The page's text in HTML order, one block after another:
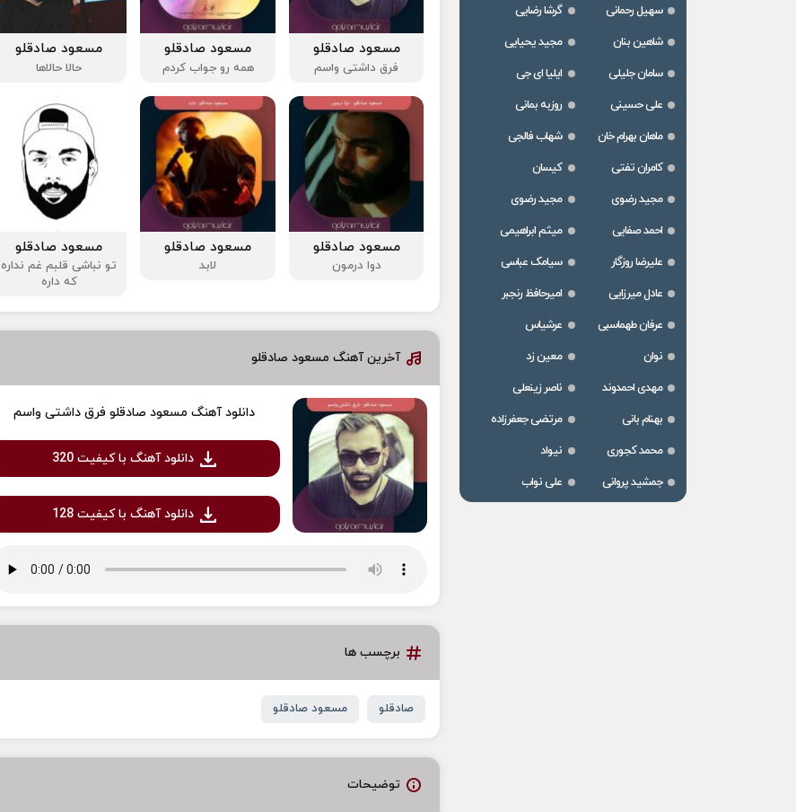
مسعود صادقلو
فرق داشتی واسم
مسعود صادقلو
همه رو جواب کردم
مسعود صادقلو
حالا حالاها
مسعود صادقلو
دوا درمون
مسعود صادقلو
لابد
مسعود صادقلو
تو نباشی قلبم غم نداره
که داره
آخرین آهنگ مسعود صادقلو
دانلود آهنگ مسعود صادقلو فرق داشتی واسم
دانلود آهنگ با کیفیت 320
دانلود آهنگ با کیفیت 128
برچسب ها
صادقلو مسعود صادقلو
توضیحات
سهیل رحمانی
گرشا رضایی
شاهین بنان
مجید یحیایی
سامان جلیلی
ایلیا ای جی
علی حسینی
روزبه بمانی
ماهان بهرام خان
شهاب فالجی
کامران تفتی
کیسان
مجید رضوی
مجید رضوی
احمد صفایی
میثم ابراهیمی
علیرضا روزگار
سیامک عباسی
عادل میرزایی
امیرحافظ رنجبر
عرفان طهماسبی
عرشیاس
نوان
معین زد
مهدی احمدوند
ناصر زینعلی
بهنام بانی
مرتضی جعفرزاده
محمد کجوری
نیواد
جمشید پروانی
علی نواب